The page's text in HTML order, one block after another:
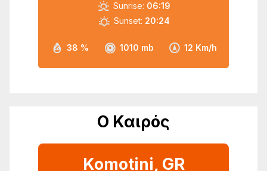
38 % 1010 mb 12 Km/h
Sunrise: 06:19
Sunset: 20:24
Ο Καιρός
Komotini, GR